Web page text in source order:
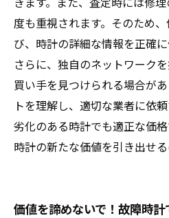
度も重視されます。そのため
び、時計の詳細な情報を正確に
さらに、独自のネットワーク
買い手を見つけられる場合が
トを理解し、適切な業者に依
劣化のある時計でも適正な価格
時計の新たな価値を引き出せる
価値を諦めないで！故障時